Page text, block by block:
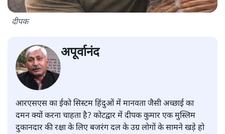
दीपक
अपूर्वानंद
आरएसएस का ईको सिस्टम हिंदुओं में मानवता जैसी अच्छाई का
दमन क्यों करना चाहता है? कोटद्वार में दीपक कुमार एक मुस्लिम
दुकानदार की रक्षा के लिए बजरंग दल के उग्र लोगों के सामने खड़े हो